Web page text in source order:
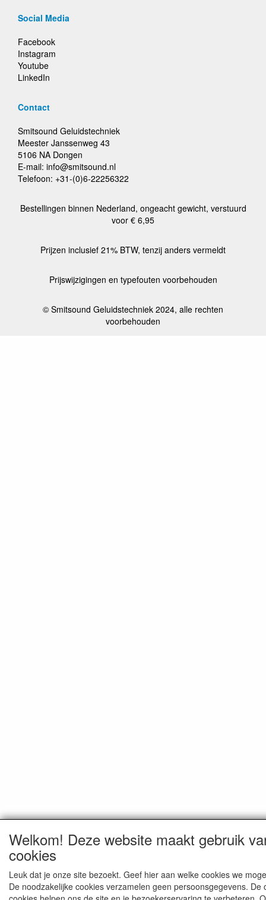
Social Media
Facebook
Instagram
Youtube
LinkedIn
Contact
Smitsound Geluidstechniek
Meester Janssenweg 43
5106 NA Dongen
E-mail: info@smitsound.nl
Telefoon: +31-(0)6-22256322
Bestellingen binnen Nederland, ongeacht gewicht, verstuurd
voor € 6,95
Prijzen inclusief 21% BTW, tenzij anders vermeldt
Prijswijzigingen en typefouten voorbehouden
© Smitsound Geluidstechniek 2024, alle rechten
voorbehouden
Welkom! Deze website maakt gebruik
cookies
Leuk dat je onze site bezoekt. Geef hier aan welke cookies we
De noodzakelijke cookies verzamelen geen persoonsgegevens. De